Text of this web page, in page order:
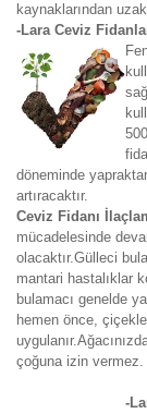
kaynaklarından
-Lara Ceviz
döneminde
artıracaktır.
Ceviz Fidanı
mücadelesinde
olacaktır.Gülleci
mantari hastalıklar
bulamacı genelde
hemen önce,
çoğuna izin vermez.
-